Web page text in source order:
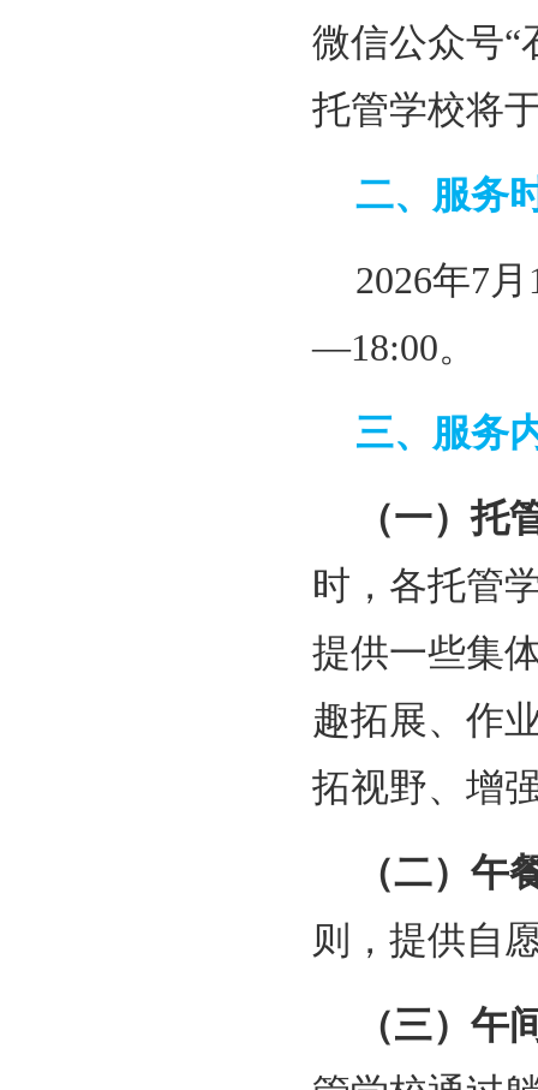
微信公众号
托管学校将
二、服务
2026年7
—18:00。
三、服务
（一）托
时，各托管
提供一些集
趣拓展、作
拓视野、增
（二）午
则，提供自
（三）午